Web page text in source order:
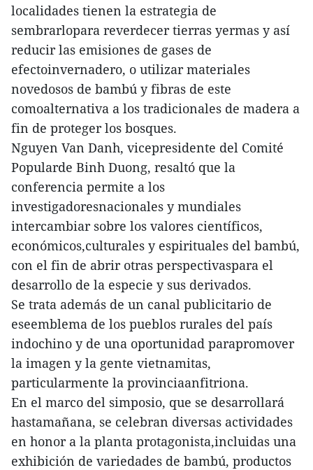
localidades tienen la estrategia de
sembrarlopara reverdecer tierras yermas y así
reducir las emisiones de gases de
efectoinvernadero, o utilizar materiales
novedosos de bambú y fibras de este
comoalternativa a los tradicionales de madera a
fin de proteger los bosques.
Nguyen Van Danh, vicepresidente del Comité
Popularde Binh Duong, resaltó que la
conferencia permite a los
investigadoresnacionales y mundiales
intercambiar sobre los valores científicos,
económicos,culturales y espirituales del bambú,
con el fin de abrir otras perspectivaspara el
desarrollo de la especie y sus derivados.
Se trata además de un canal publicitario de
eseemblema de los pueblos rurales del país
indochino y de una oportunidad parapromover
la imagen y la gente vietnamitas,
particularmente la provinciaanfitriona.
En el marco del simposio, que se desarrollará
hastamañana, se celebran diversas actividades
en honor a la planta protagonista,incluidas una
exhibición de variedades de bambú, productos